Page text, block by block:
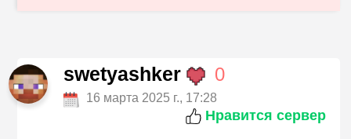
swetyashker 0
16 марта 2025 г., 17:28
Нравится сервер